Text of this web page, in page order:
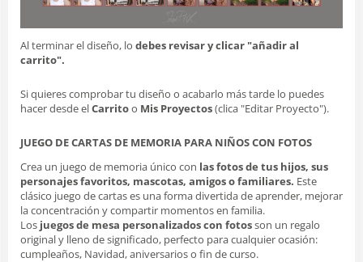
Al terminar el diseño, lo debes revisar y clicar "añadir al
carrito".
Si quieres comprobar tu diseño o acabarlo más tarde lo puedes
hacer desde elCarritoo Mis Proyectos(clica "Editar Proyecto").
JUEGO DE CARTAS DE MEMORIA PARA NIÑOS CON FOTOS
Crea un juego de memoria único con las fotos de tus hijos, sus
personajes favoritos, mascotas, amigos o familiares. Este
clásico juego de cartas es una forma divertida de aprender, mejorar
la concentración y compartir momentos en familia.
Los juegos de mesa personalizados con fotosson un regalo
original y lleno de significado, perfecto para cualquier ocasión:
cumpleaños, Navidad, aniversarios o fin de curso.